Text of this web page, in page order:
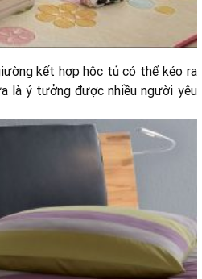
kết hợp hộc tủ có thể kéo ra
là ý tưởng được nhiều người yêu